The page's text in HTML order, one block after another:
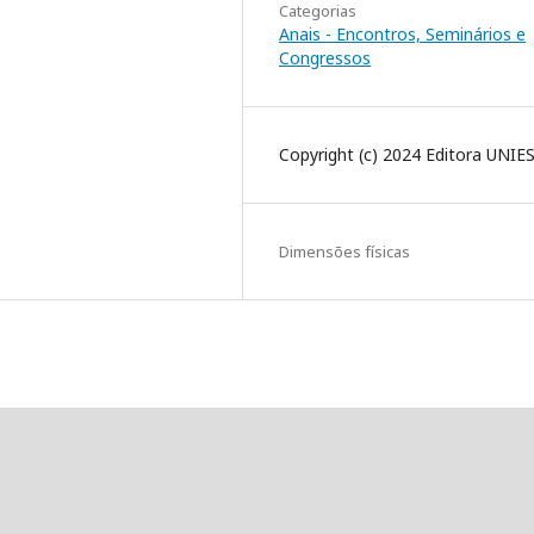
Categorias
Anais - Encontros, Seminários e
Congressos
Copyright (c) 2024 Editora
Dimensões físicas